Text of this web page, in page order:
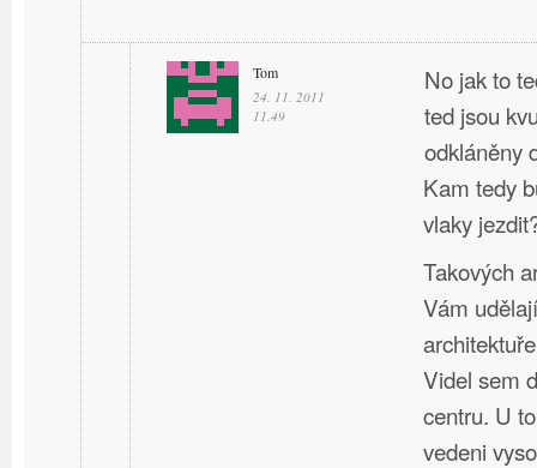
Tom
24. 11. 2011
11.49
No jak to
ted jsou
odkláněny
Kam tedy
vlaky
Takových
Vám
Videl sem
centru. U
vedeni